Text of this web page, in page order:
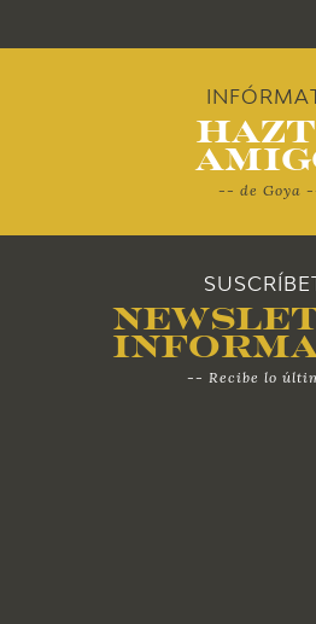
-- de Goya
-- Recibe lo